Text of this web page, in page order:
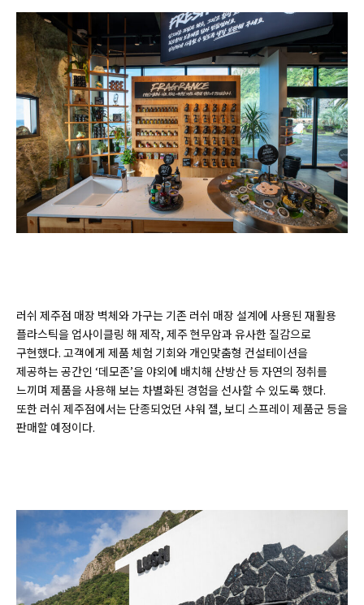
러쉬 제주점 매장 벽체와 가구는 기존 러쉬 매장 설계에 사용된 재활용
플라스틱을 업사이클링 해 제작, 제주 현무암과 유사한 질감으로
구현했다. 고객에게 제품 체험 기회와 개인맞춤형 컨설테이션을
제공하는 공간인 ‘데모존’을 야외에 배치해 산방산 등 자연의 정취를
느끼며 제품을 사용해 보는 차별화된 경험을 선사할 수 있도록 했다.
또한 러쉬 제주점에서는 단종되었던 샤워 젤, 보디 스프레이 제품군 등을
판매할 예정이다.